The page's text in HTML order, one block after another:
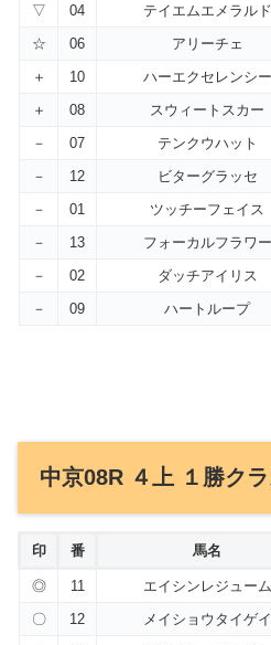
▽
04 テイエムエメラルド
☆
06 アリーチェ
＋
10 ハーエクセレンシー
＋
08 スウィートスカー
－
07 テンクウハット
－
12 ビターグラッセ
－
01 ツッチーフェイス
－
13 フォーカルフラワー
－
02 ダッチアイリス
－
09 ハートループ
中京08R ４上 １勝ク
印 番 馬名
◎ 11 エイシンレジューム
〇
12 メイショウタイゲイ